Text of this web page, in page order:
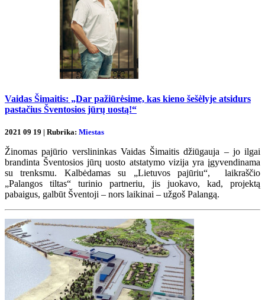
Vaidas Šimaitis: „Dar pažiūrėsime, kas kieno šešėlyje atsidurs
pastačius Šventosios jūrų uostą!“
2021 09 19 | Rubrika: Miestas
Žinomas pajūrio verslininkas Vaidas Šimaitis džiūgauja – jo ilgai
brandinta Šventosios jūrų uosto atstatymo vizija yra įgyvendinama
su trenksmu. Kalbėdamas su „Lietuvos pajūriu“, laikraščio
„Palangos tiltas“ turinio partneriu, jis juokavo, kad, projektą
pabaigus, galbūt Šventoji – nors laikinai – užgoš Palangą.